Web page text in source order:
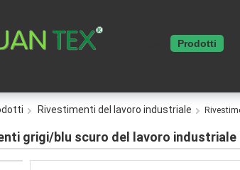
Prodotti
Rivestimenti del lavoro industriale
grigi/blu scuro del lavoro